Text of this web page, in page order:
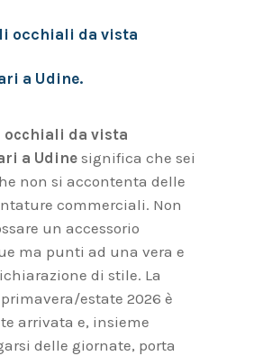
occhiali da vista
a Udine.
occhiali da vista
a Udine significa che sei
non si accontenta delle
commerciali. Non
un accessorio
ma punti ad una vera e
di stile. La
estate 2026 è
arrivata e, insieme
delle giornate, porta